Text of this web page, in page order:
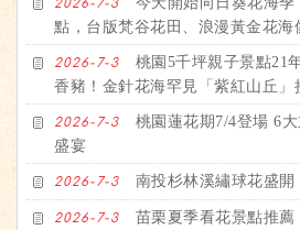
2026-7-3
點，台版梵谷花田、浪漫黃金花海
2026-7-3
桃園5千坪親子景點21
香豬！金針花海罕見「紫紅山丘」
2026-7-3
桃園蓮花期7/4登場 6
盛宴
2026-7-3 南投杉林溪繡球花盛
2026-7-3
苗栗夏季看花景點推